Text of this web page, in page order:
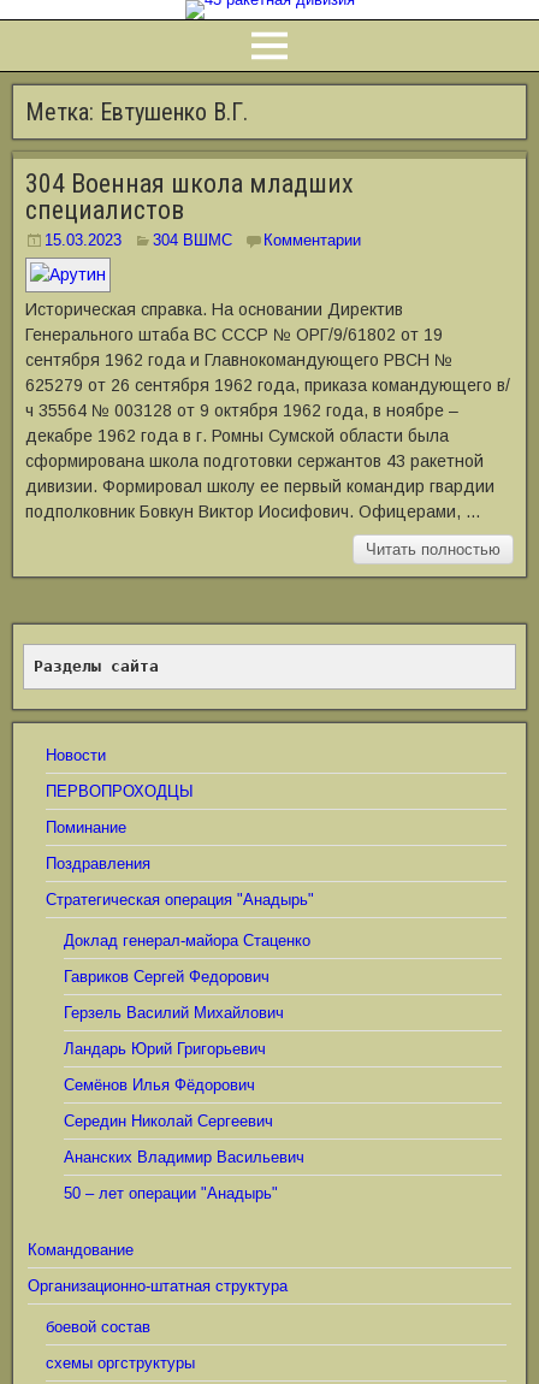
Метка: Евтушенко В.Г.
304 Военная школа младших
специалистов
15.03.2023 304 ВШМС Комментарии
Историческая справка. На основании Директив
Генерального штаба ВС СССР № ОРГ/9/61802 от 19
сентября 1962 года и Главнокомандующего РВСН №
625279 от 26 сентября 1962 года, приказа командующего в/
ч 35564 № 003128 от 9 октября 1962 года, в ноябре –
декабре 1962 года в г. Ромны Сумской области была
сформирована школа подготовки сержантов 43 ракетной
дивизии. Формировал школу ее первый командир гвардии
подполковник Бовкун Виктор Иосифович. Офицерами, …
Читать полностью
Разделы сайта
Новости
ПЕРВОПРОХОДЦЫ
Поминание
Поздравления
Стратегическая операция "Анадырь"
Доклад генерал-майора Стаценко
Гавриков Сергей Федорович
Герзель Василий Михайлович
Ландарь Юрий Григорьевич
Семёнов Илья Фёдорович
Середин Николай Сергеевич
Ананских Владимир Васильевич
50 – лет операции "Анадырь"
Командование
Организационно-штатная структура
боевой состав
схемы оргструктуры